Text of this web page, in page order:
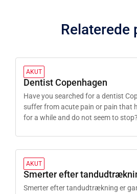
Relaterede
AKUT
Dentist Copenhagen
Have you searched for a dentist
suffer from acute pain or pain that
for a while and do not seem to
AKUT
Smerter efter
Smerter efter tandudtrækning er